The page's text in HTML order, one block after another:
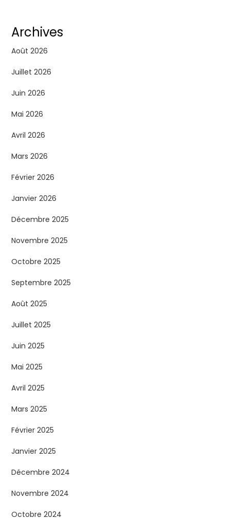
Archives
Août 2026
Juillet 2026
Juin 2026
Mai 2026
Avril 2026
Mars 2026
Février 2026
Janvier 2026
Décembre 2025
Novembre 2025
Octobre 2025
Septembre 2025
Août 2025
Juillet 2025
Juin 2025
Mai 2025
Avril 2025
Mars 2025
Février 2025
Janvier 2025
Décembre 2024
Novembre 2024
Octobre 2024